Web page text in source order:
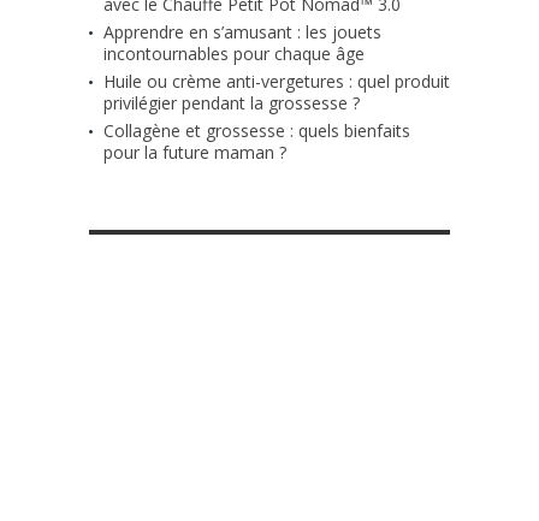
Apprendre en s’amusant : les jouets
incontournables pour chaque âge
Huile ou crème anti-vergetures : quel produit
privilégier pendant la grossesse ?
Collagène et grossesse : quels bienfaits
pour la future maman ?